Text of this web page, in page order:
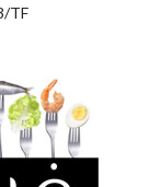
TF